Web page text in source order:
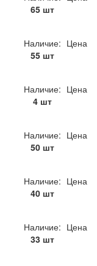
65 шт
Наличие:
55 шт
Цена
Наличие:
4 шт
Цена
Наличие:
50 шт
Цена
Наличие:
40 шт
Цена
Наличие:
33 шт
Цена